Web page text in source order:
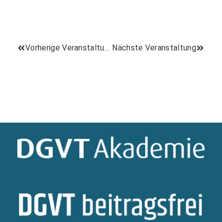
Vorherige Veranstaltung Nächste Veranstaltung